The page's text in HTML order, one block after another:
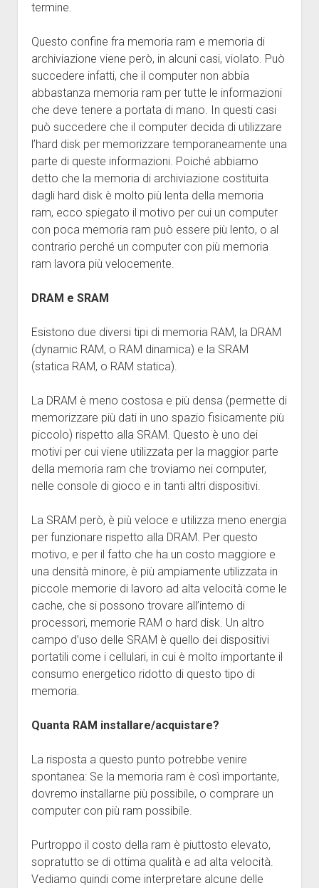
termine.
Questo confine fra memoria ram e memoria di
archiviazione viene però, in alcuni casi, violato. Può
succedere infatti, che il computer non abbia
abbastanza memoria ram per tutte le informazioni
che deve tenere a portata di mano. In questi casi
può succedere che il computer decida di utilizzare
l’hard disk per memorizzare temporaneamente una
parte di queste informazioni. Poiché abbiamo
detto che la memoria di archiviazione costituita
dagli hard disk è molto più lenta della memoria
ram, ecco spiegato il motivo per cui un computer
con poca memoria ram può essere più lento, o al
contrario perché un computer con più memoria
ram lavora più velocemente.
DRAM e SRAM
Esistono due diversi tipi di memoria RAM, la DRAM
(dynamic RAM, o RAM dinamica) e la SRAM
(statica RAM, o RAM statica).
La DRAM è meno costosa e più densa (permette di
memorizzare più dati in uno spazio fisicamente più
piccolo) rispetto alla SRAM. Questo è uno dei
motivi per cui viene utilizzata per la maggior parte
della memoria ram che troviamo nei computer,
nelle console di gioco e in tanti altri dispositivi.
La SRAM però, è più veloce e utilizza meno energia
per funzionare rispetto alla DRAM. Per questo
motivo, e per il fatto che ha un costo maggiore e
una densità minore, è più ampiamente utilizzata in
piccole memorie di lavoro ad alta velocità come le
cache, che si possono trovare all’interno di
processori, memorie RAM o hard disk. Un altro
campo d’uso delle SRAM è quello dei dispositivi
portatili come i cellulari, in cui è molto importante il
consumo energetico ridotto di questo tipo di
memoria.
Quanta RAM installare/acquistare?
La risposta a questo punto potrebbe venire
spontanea: Se la memoria ram è così importante,
dovremo installarne più possibile, o comprare un
computer con più ram possibile.
Purtroppo il costo della ram è piuttosto elevato,
sopratutto se di ottima qualità e ad alta velocità.
Vediamo quindi come interpretare alcune delle